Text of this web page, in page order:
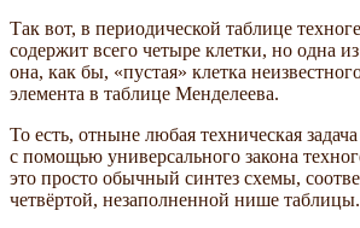
Так вот, в периодической таблице
содержит всего четыре клетки, но одна
она, как бы, «пустая» клетка
элемента в таблице Менделеева.
То есть, отныне любая техническая
с помощью универсального закона
это просто обычный синтез схемы,
четвёртой, незаполненной нише таблицы.